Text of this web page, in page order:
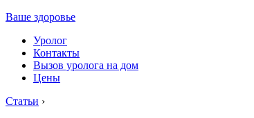
Ваше здоровье
Уролог
Контакты
Вызов уролога на дом
Цены
Статьи ›